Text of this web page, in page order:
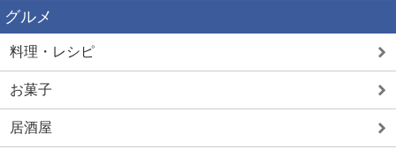
グルメ
料理・レシピ
お菓子
居酒屋